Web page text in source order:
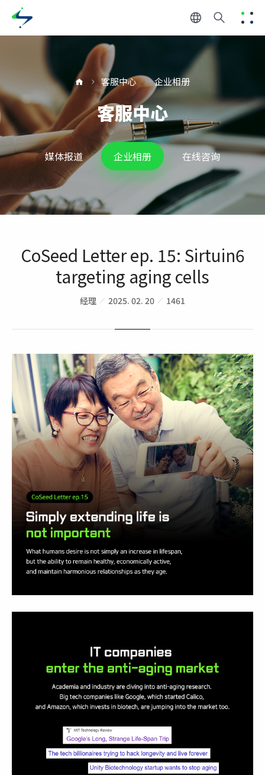
客服中心 企业相册
客服中心
媒体报道 企业相册 在线咨询
CoSeed Letter ep. 15: Sirtuin6
targeting aging cells
经理 2025. 02. 20 1461